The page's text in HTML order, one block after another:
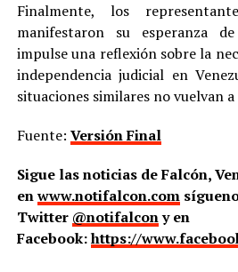
Finalmente, los
manifestaron su esperanza
impulse una reflexión sobre la
independencia judicial en
situaciones similares no vuelvan
Fuente: Versión Final
Sigue las noticias de Falcón,
enwww.notifalcon.com
Twitter @notifalcony en
Facebook:https://